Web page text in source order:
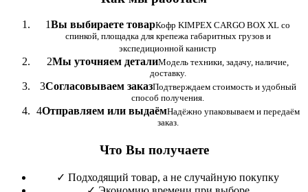
1Вы выбираете товарКофр KIMPEX CARGO BOX XL со
спинкой, площадка для крепежа габаритных грузов и
экспедиционной канистр
2Мы уточняем деталиМодель техники, задачу, наличие,
доставку.
3Согласовываем заказПодтверждаем стоимость и удобный
способ получения.
4Отправляем или выдаёмНадёжно упаковываем и передаём
заказ.
Что Вы получаете
✓ Подходящий товар, а не случайную покупку